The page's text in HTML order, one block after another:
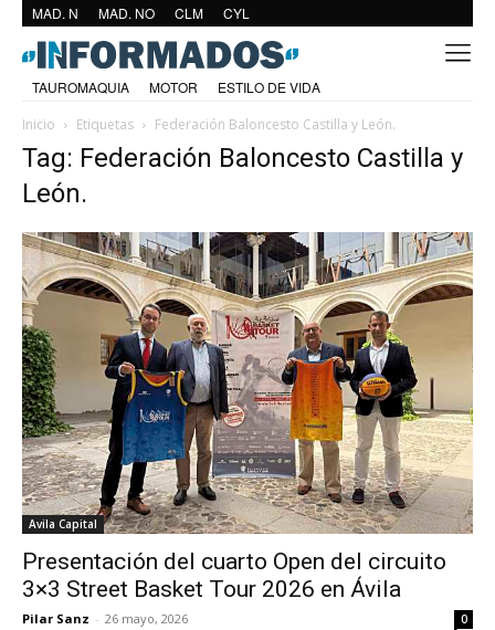
MAD. N MAD. NO CLM CYL
TAUROMAQUIA MOTOR
ESTILO DE VIDA
Inicio
Etiquetas Federación Baloncesto Castilla y León.
Tag: Federación Baloncesto Castilla y
León.
Avila Capital
Presentación del cuarto Open del circuito
3×3 Street Basket Tour 2026 en Ávila
Pilar Sanz - 26 mayo, 2026 0